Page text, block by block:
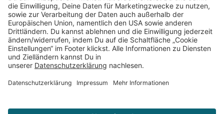
Impressum AGB Widerrufsbelehrung